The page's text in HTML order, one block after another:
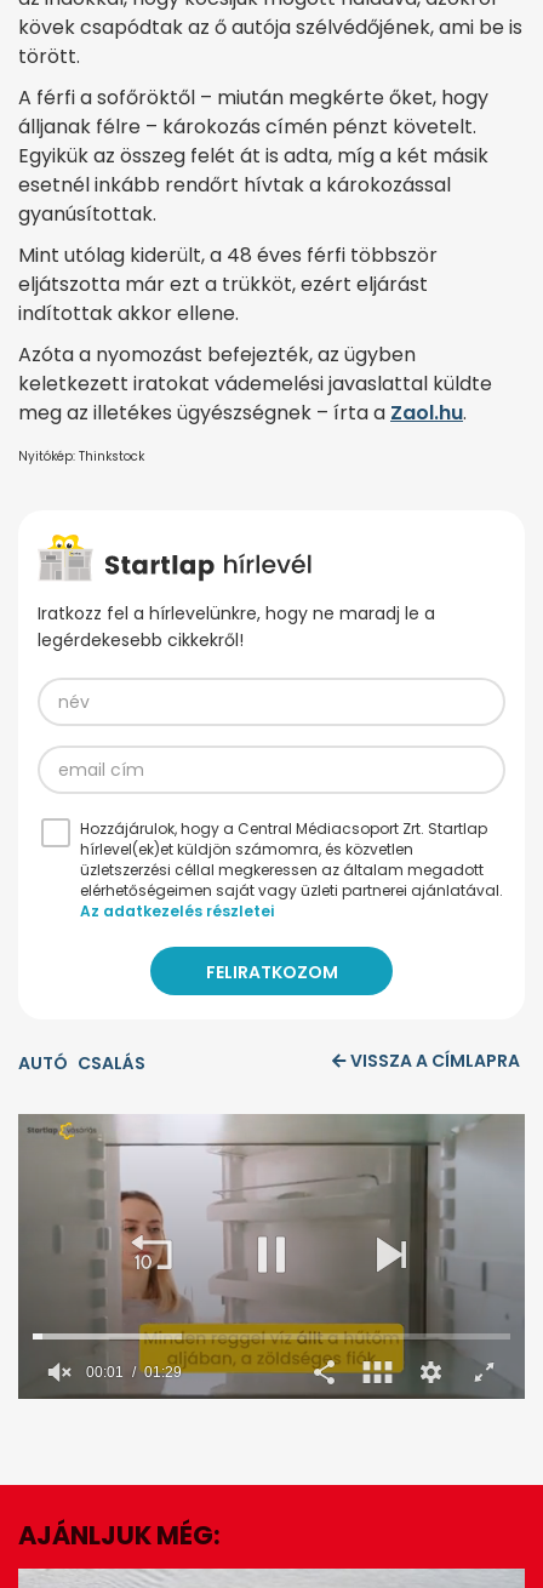
kövek csapódtak az ő autója szélvédőjének, ami be is
törött.
A férfi a sofőröktől – miután megkérte őket, hogy
álljanak félre – károkozás címén pénzt követelt.
Egyikük az összeg felét át is adta, míg a két másik
esetnél inkább rendőrt hívtak a károkozással
gyanúsítottak.
Mint utólag kiderült, a 48 éves férfi többször
eljátszotta már ezt a trükköt, ezért eljárást
indítottak akkor ellene.
Azóta a nyomozást befejezték, az ügyben
keletkezett iratokat vádemelési javaslattal küldte
meg az illetékes ügyészségnek – írta a Zaol.hu.
Nyitókép: Thinkstock
Iratkozz fel a hírlevelünkre, hogy ne maradj le a
legérdekesebb cikkekről!
Hozzájárulok, hogy a Central Médiacsoport Zrt. Startlap
hírlevel(ek)et küldjön számomra, és közvetlen
üzletszerzési céllal megkeressen az általam megadott
elérhetőségeimen saját vagy üzleti partnerei ajánlatával.
Az adatkezelés részletei
AUTÓ CSALÁS VISSZA A CÍMLAPRA
minute,
seconds
00:02 01:29
EZ IS ÉRDEKELHET
AJÁNLJUK MÉG: